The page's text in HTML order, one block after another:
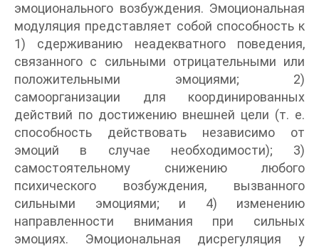
эмоционального возбуждения. Эмоциональная
модуляция представляет собой способность к
1) сдерживанию неадекватного поведения,
связанного с сильными отрицательными или
положительными эмоциями; 2)
самоорганизации для координированных
действий по достижению внешней цели (т. е.
способность действовать независимо от
эмоций в случае необходимости); 3)
самостоятельному снижению любого
психического возбуждения, вызванного
сильными эмоциями; и 4) изменению
направленности внимания при сильных
эмоциях. Эмоциональная дисрегуляция у